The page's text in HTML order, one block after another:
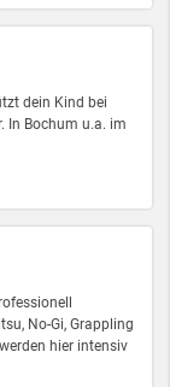
dein Kind bei
In Bochum u.a. im
No-Gi, Grappling
hier intensiv